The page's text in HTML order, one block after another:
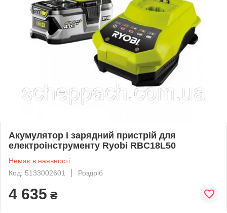
Акумулятор і зарядний пристрій для
електроінструменту Ryobi RBC18L50
Немає в наявності
Код: 5133002601
Роздріб
4 635 ₴